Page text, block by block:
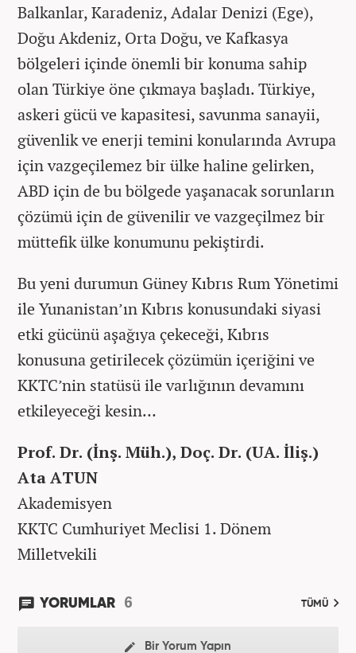
Balkanlar, Karadeniz, Adalar Denizi (Ege),
Doğu Akdeniz, Orta Doğu, ve Kafkasya
bölgeleri içinde önemli bir konuma sahip
olan Türkiye öne çıkmaya başladı. Türkiye,
askeri gücü ve kapasitesi, savunma sanayii,
güvenlik ve enerji temini konularında Avrupa
için vazgeçilemez bir ülke haline gelirken,
ABD için de bu bölgede yaşanacak sorunların
çözümü için de güvenilir ve vazgeçilmez bir
müttefik ülke konumunu pekiştirdi.
Bu yeni durumun Güney Kıbrıs Rum Yönetimi
ile Yunanistan’ın Kıbrıs konusundaki siyasi
etki gücünü aşağıya çekeceği, Kıbrıs
konusuna getirilecek çözümün içeriğini ve
KKTC’nin statüsü ile varlığının devamını
etkileyeceği kesin…
Prof. Dr. (İnş. Müh.), Doç. Dr. (UA. İliş.)
Ata ATUN
Akademisyen
KKTC Cumhuriyet Meclisi 1. Dönem
Milletvekili
YORUMLAR 6 TÜMÜ
Bir Yorum Yapın